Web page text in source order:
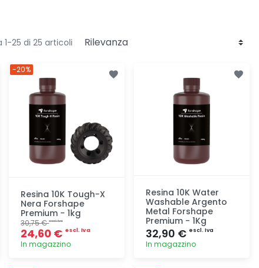
1-25 di 25 articoli
Resina 10K Tough-X
Nera Forshape
Premium - 1kg
30,75 €escl. Iva
24,60 € escl. Iva
In magazzino
-20%
Resina 10K Water
Washable Argento
Metal Forshape
Premium - 1Kg
32,90 € escl. Iva
In magazzino